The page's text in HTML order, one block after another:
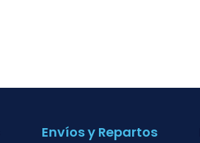
Envíos y Repartos